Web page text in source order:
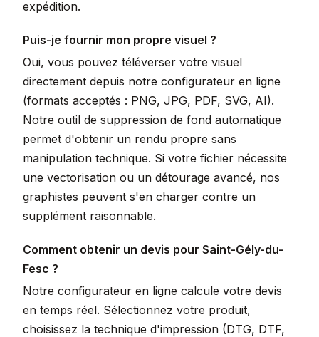
expédition.
Puis-je fournir mon propre visuel ?
Oui, vous pouvez téléverser votre visuel
directement depuis notre configurateur en ligne
(formats acceptés : PNG, JPG, PDF, SVG, AI).
Notre outil de suppression de fond automatique
permet d'obtenir un rendu propre sans
manipulation technique. Si votre fichier nécessite
une vectorisation ou un détourage avancé, nos
graphistes peuvent s'en charger contre un
supplément raisonnable.
Comment obtenir un devis pour Saint-Gély-du-
Fesc ?
Notre configurateur en ligne calcule votre devis
en temps réel. Sélectionnez votre produit,
choisissez la technique d'impression (DTG, DTF,